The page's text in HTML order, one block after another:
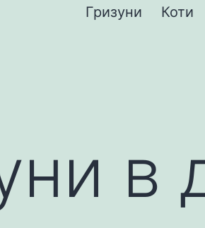
Гризуни Коти
в